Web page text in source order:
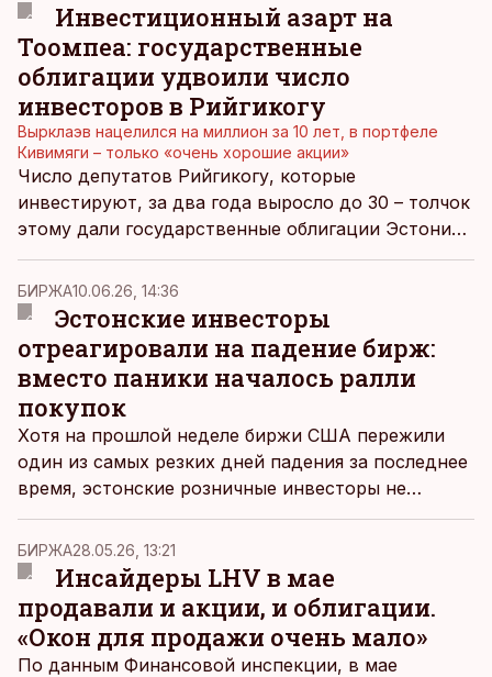
Инвестиционный азарт на
Тоомпеа: государственные
облигации удвоили число
инвесторов в Рийгикогу
Вырклаэв нацелился на миллион за 10 лет, в портфеле
Кивимяги – только «очень хорошие акции»
Число депутатов Рийгикогу, которые
инвестируют, за два года выросло до 30 – толчок
этому дали государственные облигации Эстонии,
следует из свежих деклараций о финансовых
интересах чиновников.
БИРЖА10.06.26, 14:36
Эстонские инвесторы
отреагировали на падение бирж:
вместо паники началось ралли
покупок
Хотя на прошлой неделе биржи США пережили
один из самых резких дней падения за последнее
время, эстонские розничные инвесторы не
бросились закрывать позиции.
БИРЖА28.05.26, 13:21
Инсайдеры LHV в мае
продавали и акции, и облигации.
«Окон для продажи очень мало»
По данным Финансовой инспекции, в мае